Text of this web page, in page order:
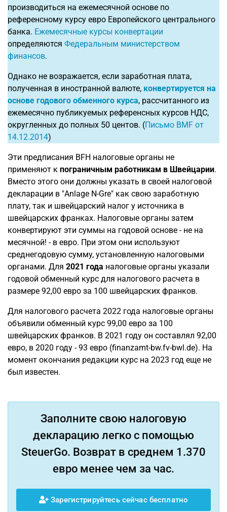
производиться на ежемесячной основе по
референсному курсу евро Европейского центрального
банка. Ежемесячные курсы конвертации
определяются Федеральным министерством
финансов.
Однако не возражается, если заработная плата,
полученная в иностранной валюте, конвертируется на
основе годового обменного курса, рассчитанного из
ежемесячно публикуемых референсных курсов НДС,
округленных до полных 50 центов. (Письмо BMF от
14.12.2014)
Эти предписания BFH налоговые органы не
применяют к пограничным работникам в Швейцарии.
Вместо этого они должны указать в своей налоговой
декларации в "Anlage N-Gre" как свою заработную
плату, так и швейцарский налог у источника в
швейцарских франках. Налоговые органы затем
конвертируют эти суммы на годовой основе - не на
месячной! - в евро. При этом они используют
среднегодовую сумму, установленную налоговыми
органами. Для 2021 года налоговые органы указали
годовой обменный курс для налогового расчета в
размере 92,00 евро за 100 швейцарских франков.
Для налогового расчета 2022 года налоговые органы
объявили обменный курс 99,00 евро за 100
швейцарских франков. В 2021 году он составлял 92,00
евро, в 2020 году - 93 евро (finanzamt-bw.fv-bwl.de). На
момент окончания редакции курс на 2023 год еще не
был известен.
Заполните свою налоговую
декларацию легко с помощью
SteuerGo. Возврат в среднем 1.370
евро менее чем за час.
Зарегистрируйтесь сейчас бесплатно